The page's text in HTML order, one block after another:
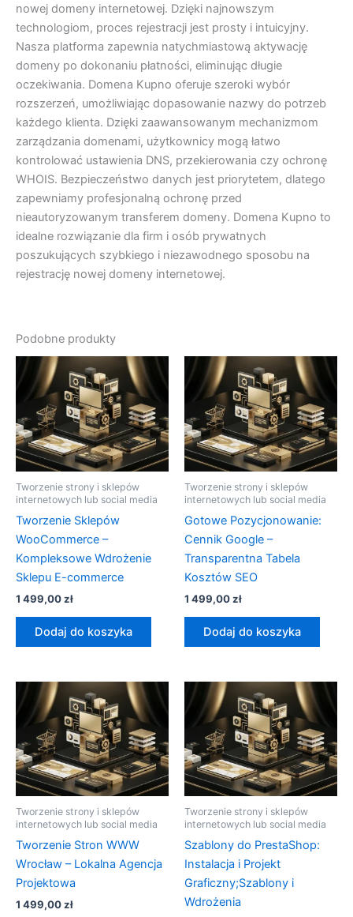
nowej domeny internetowej. Dzięki najnowszym
technologiom, proces rejestracji jest prosty i intuicyjny.
Nasza platforma zapewnia natychmiastową aktywację
domeny po dokonaniu płatności, eliminując długie
oczekiwania. Domena Kupno oferuje szeroki wybór
rozszerzeń, umożliwiając dopasowanie nazwy do potrzeb
każdego klienta. Dzięki zaawansowanym mechanizmom
zarządzania domenami, użytkownicy mogą łatwo
kontrolować ustawienia DNS, przekierowania czy ochronę
WHOIS. Bezpieczeństwo danych jest priorytetem, dlatego
zapewniamy profesjonalną ochronę przed
nieautoryzowanym transferem domeny. Domena Kupno to
idealne rozwiązanie dla firm i osób prywatnych
poszukujących szybkiego i niezawodnego sposobu na
rejestrację nowej domeny internetowej.
Podobne produkty
Tworzenie strony i sklepów
internetowych lub social media
Tworzenie Sklepów
WooCommerce –
Kompleksowe Wdrożenie
Sklepu E-commerce
1 499,00zł
Dodaj do koszyka
Tworzenie strony i sklepów
internetowych lub social media
Gotowe Pozycjonowanie:
Cennik Google –
Transparentna Tabela
Kosztów SEO
1 499,00zł
Dodaj do koszyka
Tworzenie strony i sklepów
internetowych lub social media
Tworzenie Stron WWW
Wrocław – Lokalna Agencja
Projektowa
1 499,00zł
Tworzenie strony i sklepów
internetowych lub social media
Szablony do PrestaShop:
Instalacja i Projekt
Graficzny;Szablony i
Wdrożenia